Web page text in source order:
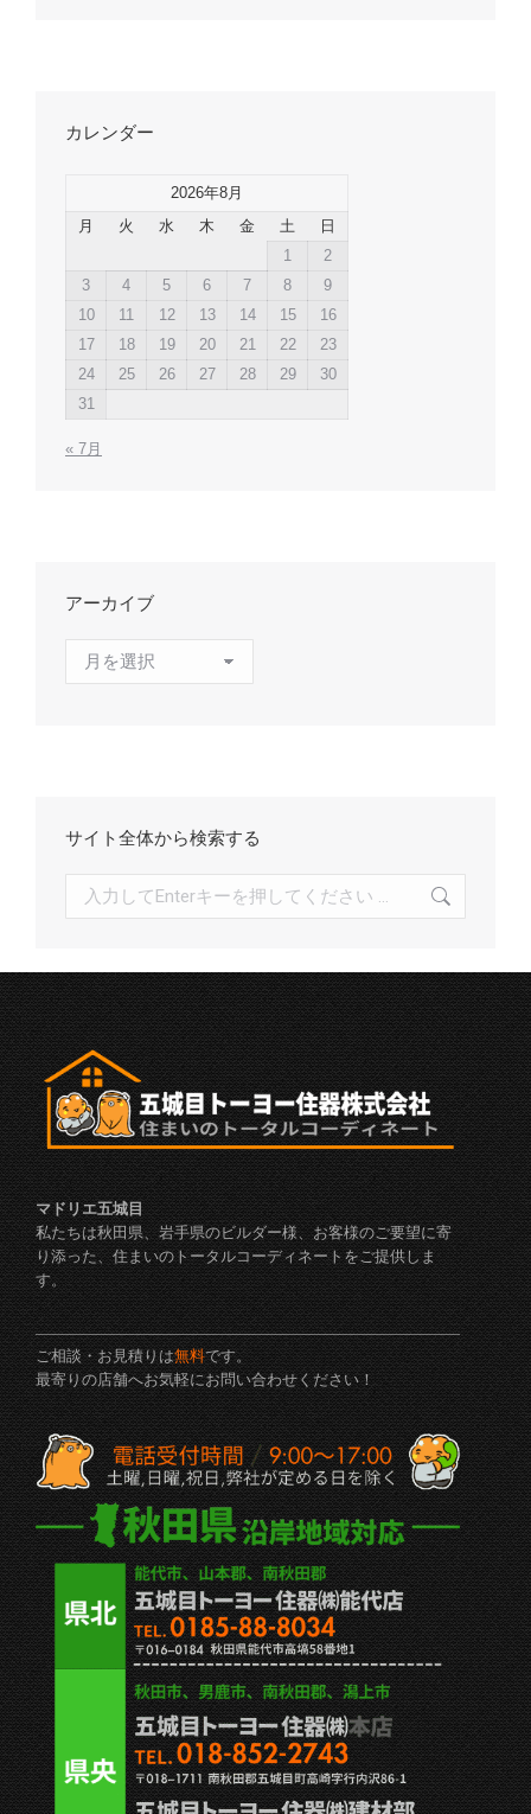
カレンダー
2026年8月
月
火 水 木 金 土
日
1
2
3
4 5 6 7 8
9
10
11 12 13 14 15
16
17
18 19 20 21 22
23
24
25 26 27 28 29
30
31
« 7月
アーカイブ
サイト全体から検索する
マドリエ五城目
私たちは秋田県、岩手県のビルダー様、お客様のご要望に寄
り添った、住まいのトータルコーディネートをご提供しま
す。
ご相談・お見積りは無料です。
最寄りの店舗へお気軽にお問い合わせください！